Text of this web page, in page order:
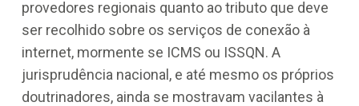
provedores regionais quanto ao tributo que deve
ser recolhido sobre os serviços de conexão à
internet, mormente se ICMS ou ISSQN. A
jurisprudência nacional, e até mesmo os próprios
doutrinadores, ainda se mostravam vacilantes à